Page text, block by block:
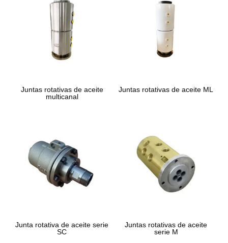
Juntas rotativas de aceite
multicanal
Juntas rotativas de aceite ML
Junta rotativa de aceite serie
SC
Juntas rotativas de aceite
serie M